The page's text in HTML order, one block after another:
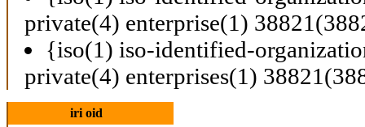
private(4) enterprise(1)
{iso(1) iso-identified-
private(4) enterprises(1)
iri oid